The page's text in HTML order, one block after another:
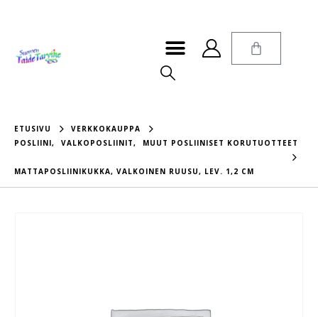
ETUSIVU
VERKKOKAUPPA
POSLIINI, VALKOPOSLIINIT, MUUT POSLIINISET KORUTUOTTEET
MATTAPOSLIINIKUKKA, VALKOINEN RUUSU, LEV. 1,2 CM